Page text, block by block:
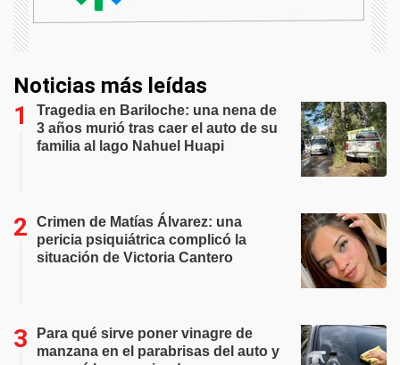
Noticias más leídas
Tragedia en Bariloche: una nena de
3 años murió tras caer el auto de su
familia al lago Nahuel Huapi
Crimen de Matías Álvarez: una
pericia psiquiátrica complicó la
situación de Victoria Cantero
Para qué sirve poner vinagre de
manzana en el parabrisas del auto y